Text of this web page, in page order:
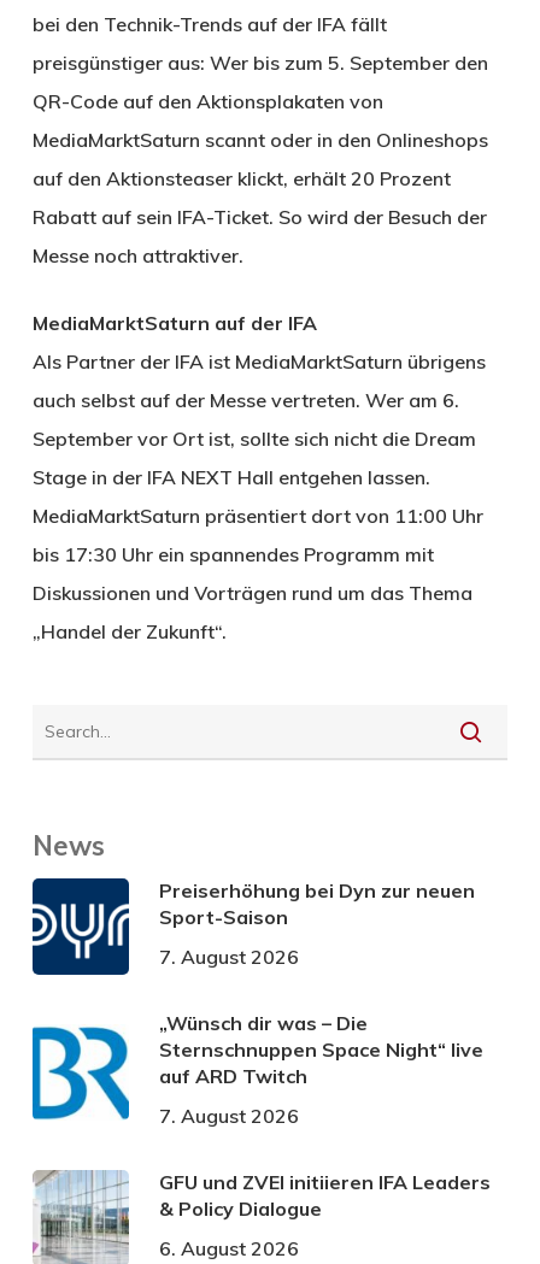
bei den Technik-Trends auf der IFA fällt
preisgünstiger aus: Wer bis zum 5. September den
QR-Code auf den Aktionsplakaten von
MediaMarktSaturn scannt oder in den Onlineshops
auf den Aktionsteaser klickt, erhält 20 Prozent
Rabatt auf sein IFA-Ticket. So wird der Besuch der
Messe noch attraktiver.
MediaMarktSaturn auf der IFA
Als Partner der IFA ist MediaMarktSaturn übrigens
auch selbst auf der Messe vertreten. Wer am 6.
September vor Ort ist, sollte sich nicht die Dream
Stage in der IFA NEXT Hall entgehen lassen.
MediaMarktSaturn präsentiert dort von 11:00 Uhr
bis 17:30 Uhr ein spannendes Programm mit
Diskussionen und Vorträgen rund um das Thema
„Handel der Zukunft“.
News
Preiserhöhung bei Dyn zur neuen
Sport-Saison
7. August 2026
„Wünsch dir was – Die
Sternschnuppen Space Night“ live
auf ARD Twitch
7. August 2026
GFU und ZVEI initiieren IFA Leaders
& Policy Dialogue
6. August 2026